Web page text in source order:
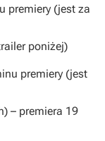
premiery (jest za
poniżej)
premiery (jest
– premiera 19